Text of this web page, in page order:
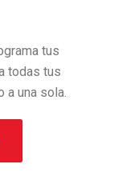
tus
todas tus
a una sola.